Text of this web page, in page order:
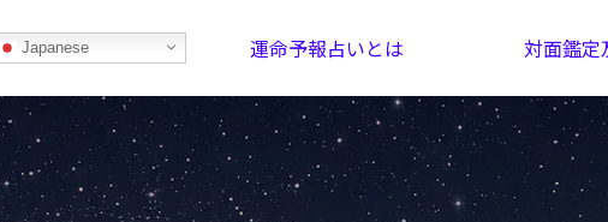
Japanese 運命予報占いとは 対面鑑定